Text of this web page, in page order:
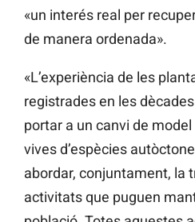
«un interés real per
de manera ordenada».
«L’experiència de les
registrades en les
portar a un canvi de
vives d’espècies
abordar, conjuntament, la
activitats que puguen